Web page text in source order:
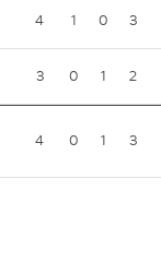
4 1 0 3
3 0 1 2
4 0 1 3